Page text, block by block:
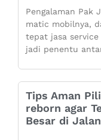
Pengalaman Pak
matic mobilnya,
tepat jasa
jadi penentu
Tips Aman
reborn agar
Besar di Jalan